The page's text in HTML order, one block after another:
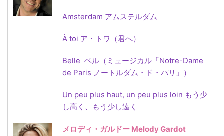
Amsterdam アムステルダム
À toi ア・トワ（君へ）
Belle ベル（ミュージカル「Notre-Dame
de Paris ノートルダム・ド・パリ」）
Un peu plus haut, un peu plus loin もう少
し高く、もう少し遠く
メロディ・ガルドー Melody Gardot